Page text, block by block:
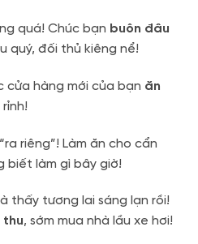
quá! Chúc bạn buôn đâu
quý, đối thủ kiêng nể!
cửa hàng mới của bạn ăn
riêng”! Làm ăn cho cẩn
biết làm gì bây giờ!
thấy tương lai sáng lạn rồi!
thu, sớm mua nhà lầu xe hơi!